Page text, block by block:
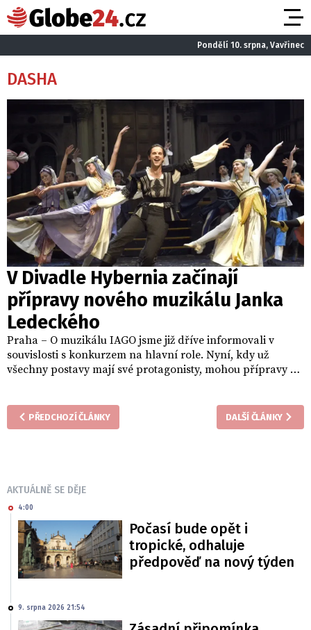
Pondělí 10. srpna, Vavřinec
DASHA
V Divadle Hybernia začínají
přípravy nového muzikálu Janka
Ledeckého
Praha – O muzikálu IAGO jsme již dříve informovali v
souvislosti s konkurzem na hlavní role. Nyní, kdy už
všechny postavy mají své protagonisty, mohou přípravy v
Janek Ledecký.
PŘEDCHOZÍ ČLÁNKY DALŠÍ ČLÁNKY
AKTUÁLNĚ SE DĚJE
4:00
Počasí bude opět i
tropické, odhaluje
předpověď na nový týden
9. srpna 2026 21:54